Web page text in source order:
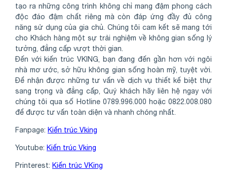
tạo ra những công trình không chỉ mang đậm phong cách
độc đáo đậm chất riêng mà còn đáp ứng đầy đủ công
năng sử dụng của gia chủ. Chúng tôi cam kết sẽ mang tới
cho Khách hàng một sự trải nghiệm về không gian sống lý
tưởng, đẳng cấp vượt thời gian.
Đến với kiến trúc VKING, bạn đang đến gần hơn với ngôi
nhà mơ ước, sở hữu không gian sống hoàn mỹ, tuyệt vời.
Để nhận được những tư vấn về dịch vụ thiết kế biệt thự
sang trọng và đẳng cấp, Quý khách hãy liên hệ ngay với
chúng tôi qua số Hotline 0789.996.000 hoặc 0822.008.080
để được tư vấn toàn diện và nhanh chóng nhất.
Fanpage: Kiến trúc Vking
Youtube: Kiến trúc Vking
Printerest: Kiến trúc VKing